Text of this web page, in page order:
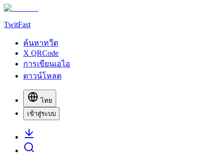
TwitFast
ค้นหาทวีต
X QRCode
การเขียนเอไอ
ดาวน์โหลด
ไทย
เข้าสู่ระบบ